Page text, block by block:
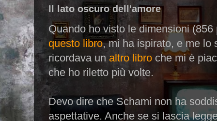
Il lato oscuro dell'amore
Quando ho visto le dimensioni
questo libro, mi ha ispirato, e me lo
ricordava un altro libro che mi è
che ho riletto più volte.
Devo dire che Schami non ha
aspettative. Anche se si lascia